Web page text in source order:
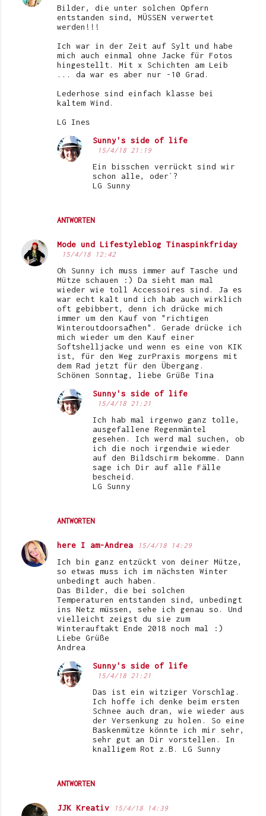
Bilder, die unter solchen Opfern
entstanden sind, MÜSSEN verwertet
werden!!!
Ich war in der Zeit auf Sylt und habe
mich auch einmal ohne Jacke für Fotos
hingestellt. Mit x Schichten am Leib
... da war es aber nur -10 Grad.
Lederhose sind einfach klasse bei
kaltem Wind.
LG Ines
ANTWORTEN
Sunny's side of life
15/4/18 21:19
Ein bisschen verrückt sind wir
schon alle, oder`?
LG Sunny
Mode und Lifestyleblog Tinaspinkfriday
15/4/18 12:42
Oh Sunny ich muss immer auf Tasche und
Mütze schauen :) Da sieht man mal
wieder wie toll Accessoires sind. Ja es
war echt kalt und ich hab auch wirklich
oft gebibbert, denn ich drücke mich
immer um den Kauf von "richtigen
Winteroutdoorsachen". Gerade drücke ich
mich wieder um den Kauf einer
Softshelljacke und wenn es eine von KIK
ist, für den Weg zurPraxis morgens mit
dem Rad jetzt für den Übergang.
Schönen Sonntag, liebe Grüße Tina
ANTWORTEN
Sunny's side of life
15/4/18 21:21
Ich hab mal irgenwo ganz tolle,
ausgefallene Regenmäntel
gesehen. Ich werd mal suchen, ob
ich die noch irgendwie wieder
auf den Bildschirm bekomme. Dann
sage ich Dir auf alle Fälle
bescheid.
LG Sunny
here I am-Andrea 15/4/18 14:29
Ich bin ganz entzückt von deiner Mütze,
so etwas muss ich im nächsten Winter
unbedingt auch haben.
Das Bilder, die bei solchen
Temperaturen entstanden sind, unbedingt
ins Netz müssen, sehe ich genau so. Und
vielleicht zeigst du sie zum
Winterauftakt Ende 2018 noch mal :)
Liebe Grüße
Andrea
ANTWORTEN
Sunny's side of life
15/4/18 21:21
Das ist ein witziger Vorschlag.
Ich hoffe ich denke beim ersten
Schnee auch dran, wie wieder aus
der Versenkung zu holen. So eine
Baskenmütze könnte ich mir sehr,
sehr gut an Dir vorstellen. In
knalligem Rot z.B. LG Sunny
JJK Kreativ 15/4/18 14:39